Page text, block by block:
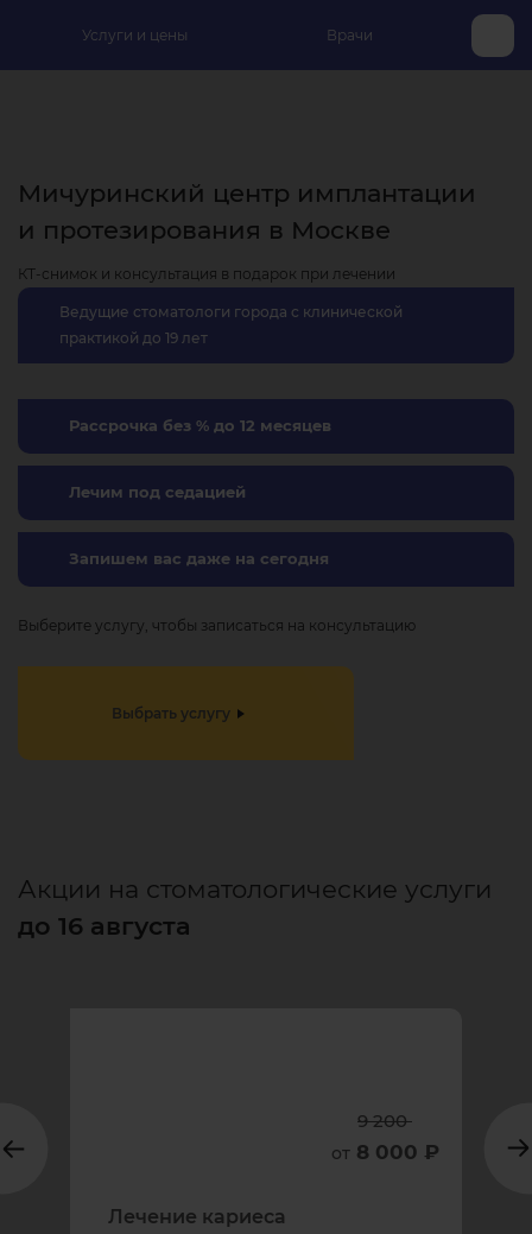
Услуги и цены Врачи
Мичуринский центр имплантации
и протезирования в Москве
КТ-снимок и консультация в подарок при лечении
Рассрочка без % до 12 месяцев
Лечим под седацией
Запишем вас даже на сегодня
Выберите услугу, чтобы записаться на консультацию
Выбрать услугу
Ведущие стоматологи города с клинической
практикой до 19 лет
Акции на стоматологические услуги
до 16 августа
Лечение кариеса
9 200
от8 000 ₽